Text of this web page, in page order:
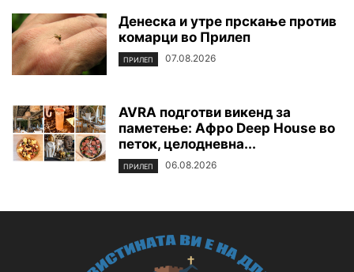
Денеска и утре прскање против
комарци во Прилеп
ПРИЛЕП 07.08.2026
AVRA подготви викенд за
паметење: Афро Deep House во
петок, целодневна...
ПРИЛЕП 06.08.2026